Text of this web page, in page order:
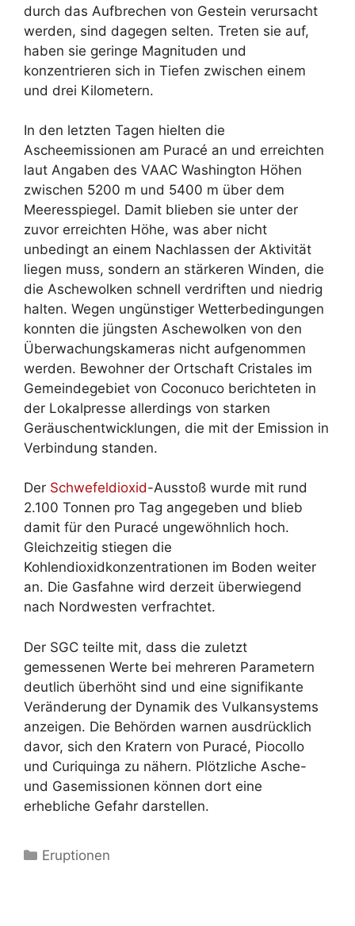
durch das Aufbrechen von Gestein verursacht
werden, sind dagegen selten. Treten sie auf,
haben sie geringe Magnituden und
konzentrieren sich in Tiefen zwischen einem
und drei Kilometern.
In den letzten Tagen hielten die
Ascheemissionen am Puracé an und erreichten
laut Angaben des VAAC Washington Höhen
zwischen 5200 m und 5400 m über dem
Meeresspiegel. Damit blieben sie unter der
zuvor erreichten Höhe, was aber nicht
unbedingt an einem Nachlassen der Aktivität
liegen muss, sondern an stärkeren Winden, die
die Aschewolken schnell verdriften und niedrig
halten. Wegen ungünstiger Wetterbedingungen
konnten die jüngsten Aschewolken von den
Überwachungskameras nicht aufgenommen
werden. Bewohner der Ortschaft Cristales im
Gemeindegebiet von Coconuco berichteten in
der Lokalpresse allerdings von starken
Geräuschentwicklungen, die mit der Emission in
Verbindung standen.
Der Schwefeldioxid-Ausstoß wurde mit rund
2.100 Tonnen pro Tag angegeben und blieb
damit für den Puracé ungewöhnlich hoch.
Gleichzeitig stiegen die
Kohlendioxidkonzentrationen im Boden weiter
an. Die Gasfahne wird derzeit überwiegend
nach Nordwesten verfrachtet.
Der SGC teilte mit, dass die zuletzt
gemessenen Werte bei mehreren Parametern
deutlich überhöht sind und eine signifikante
Veränderung der Dynamik des Vulkansystems
anzeigen. Die Behörden warnen ausdrücklich
davor, sich den Kratern von Puracé, Piocollo
und Curiquinga zu nähern. Plötzliche Asche-
und Gasemissionen können dort eine
erhebliche Gefahr darstellen.
Kategorien
Eruptionen